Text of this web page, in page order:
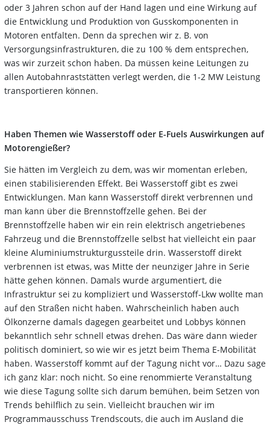
oder 3 Jahren schon auf der Hand lagen und eine Wirkung auf
die Entwicklung und Produktion von Gusskomponenten in
Motoren entfalten. Denn da sprechen wir z. B. von
Versorgungsinfrastrukturen, die zu 100 % dem entsprechen,
was wir zurzeit schon haben. Da müssen keine Leitungen zu
allen Autobahnraststätten verlegt werden, die 1-2 MW Leistung
transportieren können.
Haben Themen wie Wasserstoff oder E-Fuels Auswirkungen auf
Motorengießer?
Sie hätten im Vergleich zu dem, was wir momentan erleben,
einen stabilisierenden Effekt. Bei Wasserstoff gibt es zwei
Entwicklungen. Man kann Wasserstoff direkt verbrennen und
man kann über die Brennstoffzelle gehen. Bei der
Brennstoffzelle haben wir ein rein elektrisch angetriebenes
Fahrzeug und die Brennstoffzelle selbst hat vielleicht ein paar
kleine Aluminiumstrukturgussteile drin. Wasserstoff direkt
verbrennen ist etwas, was Mitte der neunziger Jahre in Serie
hätte gehen können. Damals wurde argumentiert, die
Infrastruktur sei zu kompliziert und Wasserstoff-Lkw wollte man
auf den Straßen nicht haben. Wahrscheinlich haben auch
Ölkonzerne damals dagegen gearbeitet und Lobbys können
bekanntlich sehr schnell etwas drehen. Das wäre dann wieder
politisch dominiert, so wie wir es jetzt beim Thema E-Mobilität
haben. Wasserstoff kommt auf der Tagung nicht vor… Dazu sage
ich ganz klar: noch nicht. So eine renommierte Veranstaltung
wie diese Tagung sollte sich darum bemühen, beim Setzen von
Trends behilflich zu sein. Vielleicht brauchen wir im
Programmausschuss Trendscouts, die auch im Ausland die